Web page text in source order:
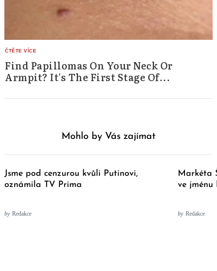
Find Papillomas On Your Neck Or
Armpit? It's The First Stage Of...
Mohlo by Vás zajímat
Jsme pod cenzurou kvůli Putinovi,
oznámila TV Prima
by Redakce
Markéta
ve jménu
by Redakce